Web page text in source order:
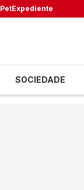
PetExpediente
SOCIEDADE